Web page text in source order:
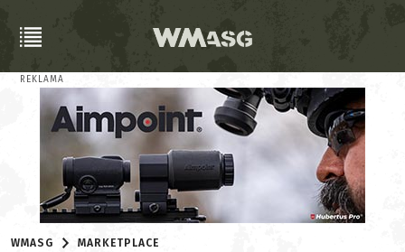
REKLAMA
WMASG MARKETPLACE